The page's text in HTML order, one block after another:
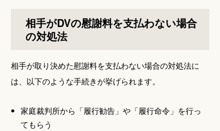
相手がDVの慰謝料を支払わない場合
の対処法
相手が取り決めた慰謝料を支払わない場合の対処法に
は、以下のような手続きが挙げられます。
家庭裁判所から「履行勧告」や「履行命令」を行っ
てもらう